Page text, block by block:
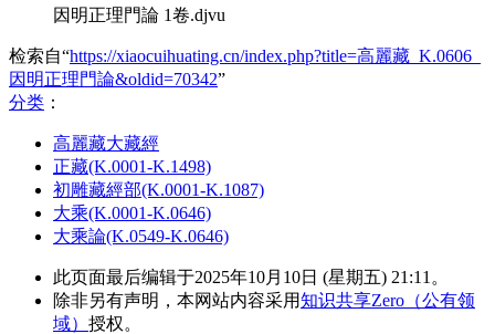
因明正理門論 1卷.djvu
检索自“https://xiaocuihuating.cn/index.php?title=高麗藏_K.0606_
因明正理門論&oldid=70342”
分类 ：​
高麗藏大藏經
正藏(K.0001-K.1498)
初雕藏經部(K.0001-K.1087)
大乘(K.0001-K.0646)
大乘論(K.0549-K.0646)
此页面最后编辑于2025年10月10日 (星期五) 21:11。
除非另有声明，本网站内容采用知识共享Zero（公有领
域） 授权。